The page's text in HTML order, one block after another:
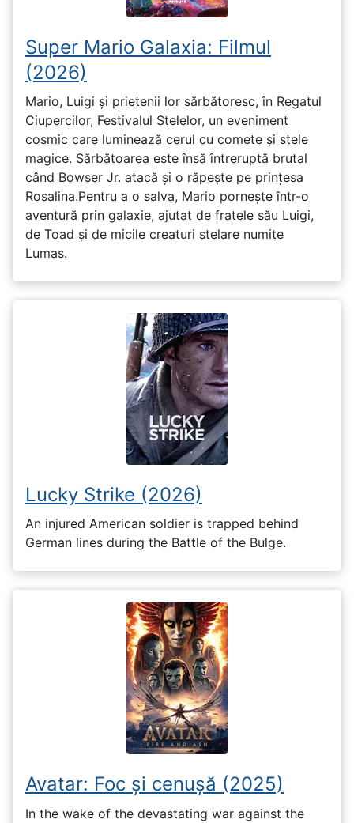
Super Mario Galaxia: Filmul
(2026)
Mario, Luigi și prietenii lor sărbătoresc, în Regatul
Ciupercilor, Festivalul Stelelor, un eveniment
cosmic care luminează cerul cu comete și stele
magice. Sărbătoarea este însă întreruptă brutal
când Bowser Jr. atacă și o răpește pe prinţesa
Rosalina.Pentru a o salva, Mario pornește într-o
aventură prin galaxie, ajutat de fratele său Luigi,
de Toad și de micile creaturi stelare numite
Lumas.
Lucky Strike (2026)
An injured American soldier is trapped behind
German lines during the Battle of the Bulge.
Avatar: Foc și cenușă (2025)
In the wake of the devastating war against the